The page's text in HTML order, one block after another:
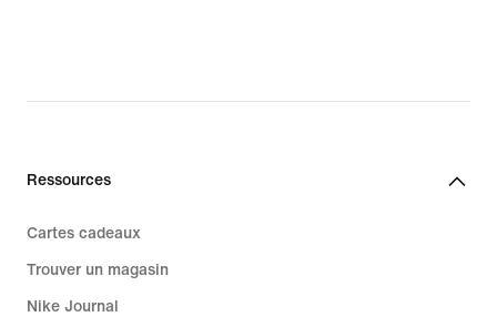
Ressources
Cartes cadeaux
Trouver un magasin
Nike Journal